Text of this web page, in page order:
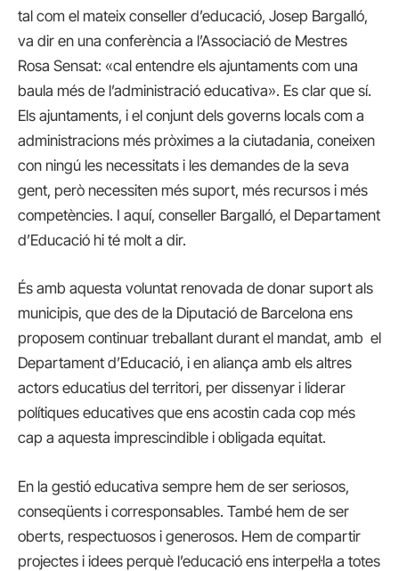
tal com el mateix conseller d’educació, Josep Bargalló,
va dir en una conferència a l’Associació de Mestres
Rosa Sensat: «cal entendre els ajuntaments com una
baula més de l’administració educativa». Es clar que sí.
Els ajuntaments, i el conjunt dels governs locals com a
administracions més pròximes a la ciutadania, coneixen
con ningú les necessitats i les demandes de la seva
gent, però necessiten més suport, més recursos i més
competències. I aquí, conseller Bargalló, el Departament
d’Educació hi té molt a dir.
És amb aquesta voluntat renovada de donar suport als
municipis, que des de la Diputació de Barcelona ens
proposem continuar treballant durant el mandat, amb el
Departament d’Educació, i en aliança amb els altres
actors educatius del territori, per dissenyar i liderar
polítiques educatives que ens acostin cada cop més
cap a aquesta imprescindible i obligada equitat.
En la gestió educativa sempre hem de ser seriosos,
conseqüents i corresponsables. També hem de ser
oberts, respectuosos i generosos. Hem de compartir
projectes i idees perquè l’educació ens interpel·la a totes